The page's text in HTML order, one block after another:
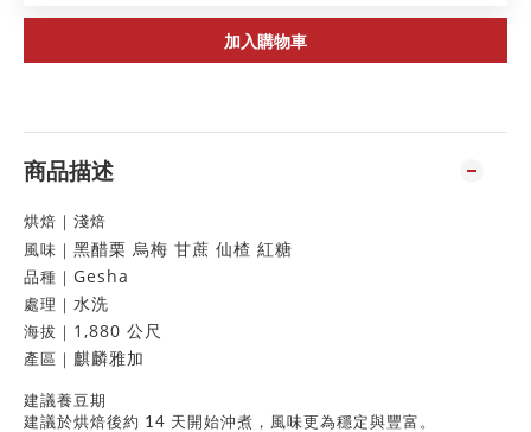
加入購物車
商品描述
烘焙 ｜ 淺焙
風味 ｜ 黑醋栗 烏梅 甘蔗 仙楂 紅糖
品種 ｜ Gesha
處理 ｜ 水洗
海拔 ｜ 1,880 公尺
產區 ｜ 麒麟雅加
建議養豆期
建議於烘焙後約 14 天開始沖煮，風味更為穩定與豐富。